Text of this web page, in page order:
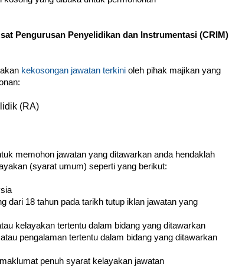
Pengurusan Penyelidikan dan Instrumentasi (CRIM)
kekosongan jawatan terkini oleh pihak majikan yang
(RA)
memohon jawatan yang ditawarkan anda hendaklah
(syarat umum) seperti yang berikut:
dari 18 tahun pada tarikh tutup iklan jawatan yang
kelayakan tertentu dalam bidang yang ditawarkan
pengalaman tertentu dalam bidang yang ditawarkan
penuh syarat kelayakan jawatan